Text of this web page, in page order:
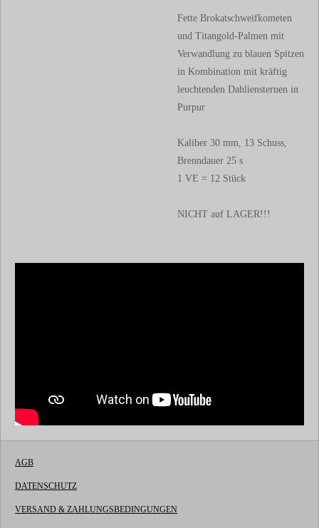
Fette Brokatschweifkometen
und Titangold-Palmen mit
Verwandlung zu blauen Spitzen
in Kombination mit kräftig
leuchtenden Dahliensternen in
Purpur
Kaliber 30 mm, 13 Schuss,
Brenndauer 25 s
1 VE = 12 Stück
NICHT auf LAGER!!!
AGB
DATENSCHUTZ
VERSAND & ZAHLUNGSBEDINGUNGEN